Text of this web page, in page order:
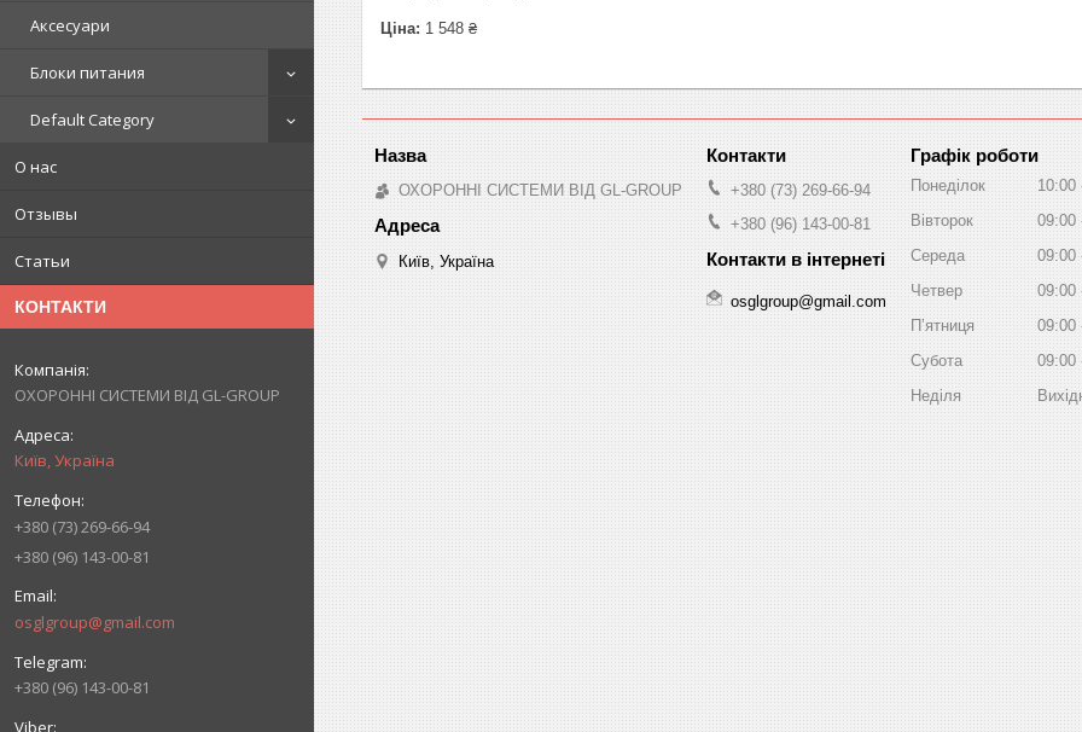
Аксесуари
Блоки питания
Default Category
О нас
Отзывы
Статьи
КОНТАКТИ
ОХОРОННІ СИСТЕМИ ВІД GL-GROUP
Київ, Україна
+380 (73) 269-66-94
+380 (96) 143-00-81
osglgroup@gmail.com
+380 (96) 143-00-81
Ціна: 1 548 ₴
ОХОРОННІ СИСТЕМИ ВІД GL-GROUP
Київ, Україна
+380 (73) 269-66-94
+380 (96) 143-00-81
osglgroup@gmail.com
Графік роботи
Понеділок 10:00
Вівторок
09:00
Середа
09:00
Четвер
09:00
Пʼятниця
09:00
Субота
09:00
Неділя